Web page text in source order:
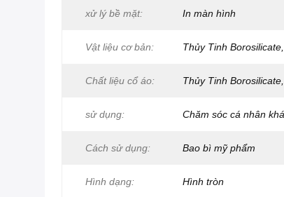
xử lý bề mặt: In màn hình
Vật liệu cơ bản: Thủy Tinh
Chất liệu cổ áo: Thủy Tinh
sử dụng: Chăm sóc cá nhân
Cách sử dụng: Bao bì mỹ phẩm
Hình dạng: Hình tròn